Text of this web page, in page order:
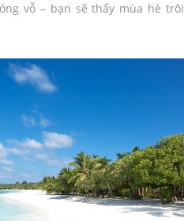
vỗ – bạn sẽ thấy mùa hè trôi